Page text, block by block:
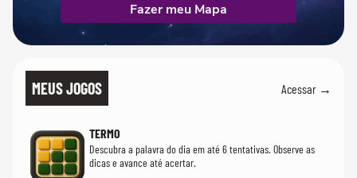
Fazer meu Mapa
MEUS JOGOS Acessar →
TERMO
Descubra a palavra do dia em até 6 tentativas. Observe as
dicas e avance até acertar.